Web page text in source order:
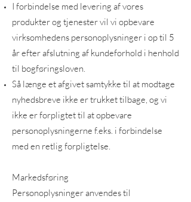
I forbindelse med levering af vores
produkter og tjenester vil vi opbevare
virksomhedens personoplysninger i op til 5
år efter afslutning af kundeforhold i henhold
til bogføringsloven.
Så længe et afgivet samtykke til at modtage
nyhedsbreve ikke er trukket tilbage, og vi
ikke er forpligtet til at opbevare
personoplysningerne f.eks. i forbindelse
med en retlig forpligtelse.
Markedsføring
Personoplysninger anvendes til